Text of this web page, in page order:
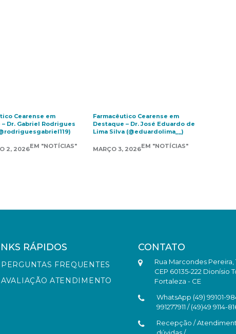
Cearense em
Dr. Gabriel Rodrigues
2, 2026EM "NOTÍCIAS"
Farmacêutico Cearense em
Destaque – Dr. José Eduardo de
Lima Silva (@eduardolima__)
MARÇO 3, 2026EM "NOTÍCIAS"
RÁPIDOS
PERGUNTAS FREQUENTES
AVALIAÇÃO ATENDIMENTO
CONTATO
Rua Marcondes Pereira,
CEP 60135-222 Dionísio
Fortaleza - CE
WhatsApp (49) 99101-
991277911 / (49)49 9114-
Recepção /